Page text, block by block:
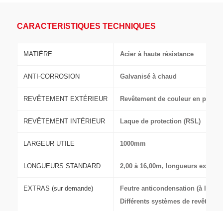
CARACTERISTIQUES TECHNIQUES
MATIÈRE Acier à haute résistance
ANTI-CORROSION Galvanisé à chaud
REVÊTEMENT EXTÉRIEUR Revêtement de couleur en
REVÊTEMENT INTÉRIEUR Laque de protection (RSL)
LARGEUR UTILE 1000mm
LONGUEURS STANDARD 2,00 à 16,00m, longueurs
EXTRAS (sur demande)
Feutre anticondensation (à
Différents systèmes de